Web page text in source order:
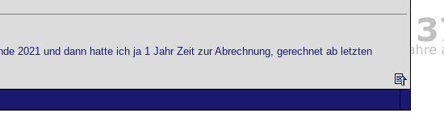
2021 und dann hatte ich ja 1 Jahr Zeit zur Abrechnung, gerechnet ab letzten